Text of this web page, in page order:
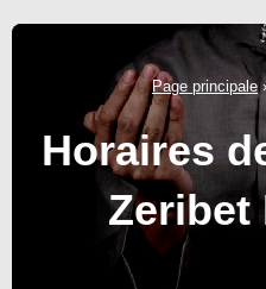
Page principale›
Horaires
Zeribet